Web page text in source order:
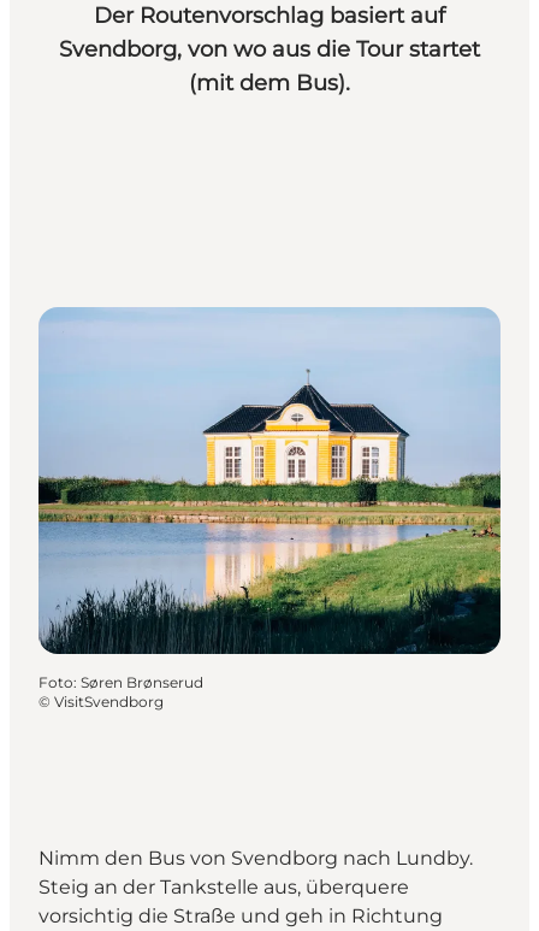
Der Routenvorschlag basiert auf
Svendborg, von wo aus die Tour startet
(mit dem Bus).
Foto: Søren Brønserud
© VisitSvendborg
Nimm den Bus von Svendborg nach Lundby.
Steig an der Tankstelle aus, überquere
vorsichtig die Straße und geh in Richtung